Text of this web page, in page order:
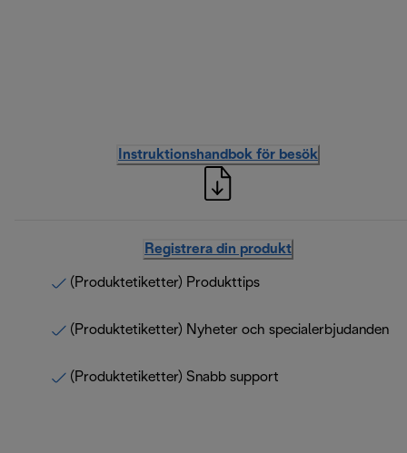
Instruktionshandbok för besök
Registrera din produkt
(Produktetiketter) Produkttips
(Produktetiketter) Nyheter och specialerbjudanden
(Produktetiketter) Snabb support